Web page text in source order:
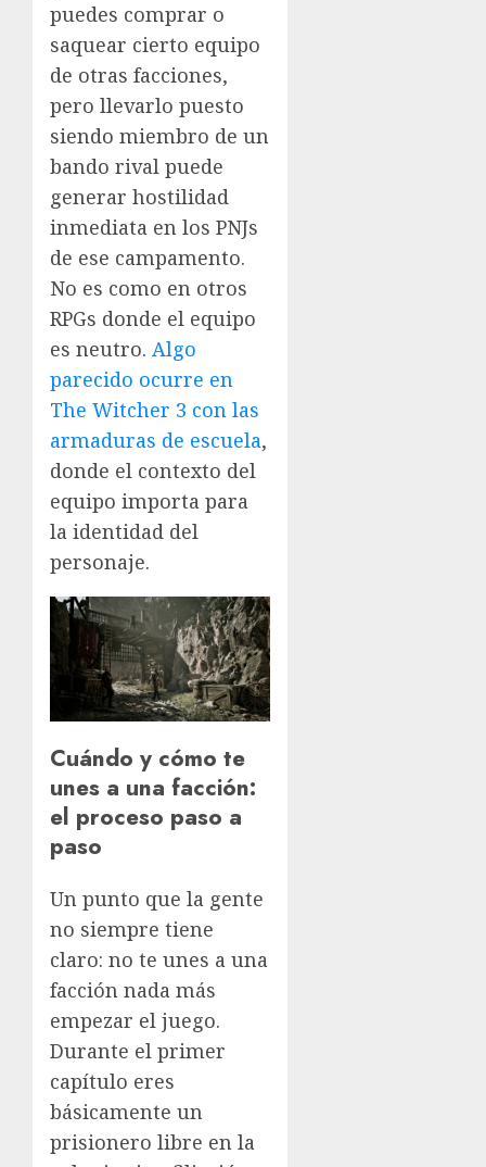
puedes comprar o
saquear cierto equipo
de otras facciones,
pero llevarlo puesto
siendo miembro de un
bando rival puede
generar hostilidad
inmediata en los PNJs
de ese campamento.
No es como en otros
RPGs donde el equipo
es neutro. Algo
parecido ocurre en
The Witcher 3 con las
armaduras de escuela,
donde el contexto del
equipo importa para
la identidad del
personaje.
Cuándo y cómo te
unes a una facción:
el proceso paso a
paso
Un punto que la gente
no siempre tiene
claro: no te unes a una
facción nada más
empezar el juego.
Durante el primer
capítulo eres
básicamente un
prisionero libre en la